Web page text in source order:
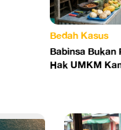
Bedah Kasus
Babinsa Bukan
Hak UMKM